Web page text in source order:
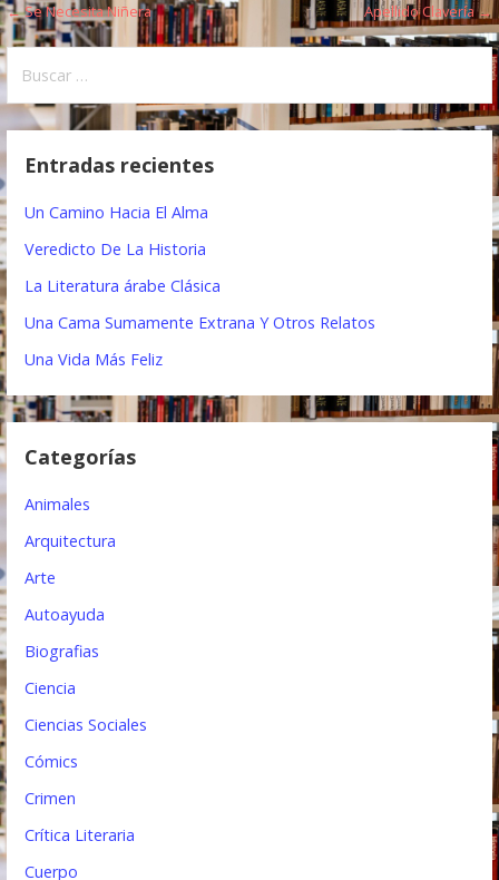
N
a
v
e
a
ó
d
n
← Se Necesita Niñera Apellido Clavería →
s
Entradas recientes
Un Camino Hacia El Alma
Veredicto De La Historia
La Literatura árabe Clásica
Una Cama Sumamente Extrana Y Otros Relatos
Una Vida Más Feliz
Categorías
Animales
Arquitectura
Arte
Autoayuda
Biografias
Ciencia
Ciencias Sociales
Cómics
Crimen
Crítica Literaria
Cuerpo